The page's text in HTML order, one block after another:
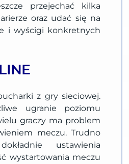
przejechać kilka
oraz udać się na
i wyścigi konkretnych
z gry sieciowej.
ugranie poziomu
graczy ma problem
meczu. Trudno
ustawienia
wystartowania meczu